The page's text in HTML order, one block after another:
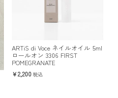
ARTiS di Voce ネイルオイル 5ml
ロールオン 3306 FIRST
POMEGRANATE
2,200 税込